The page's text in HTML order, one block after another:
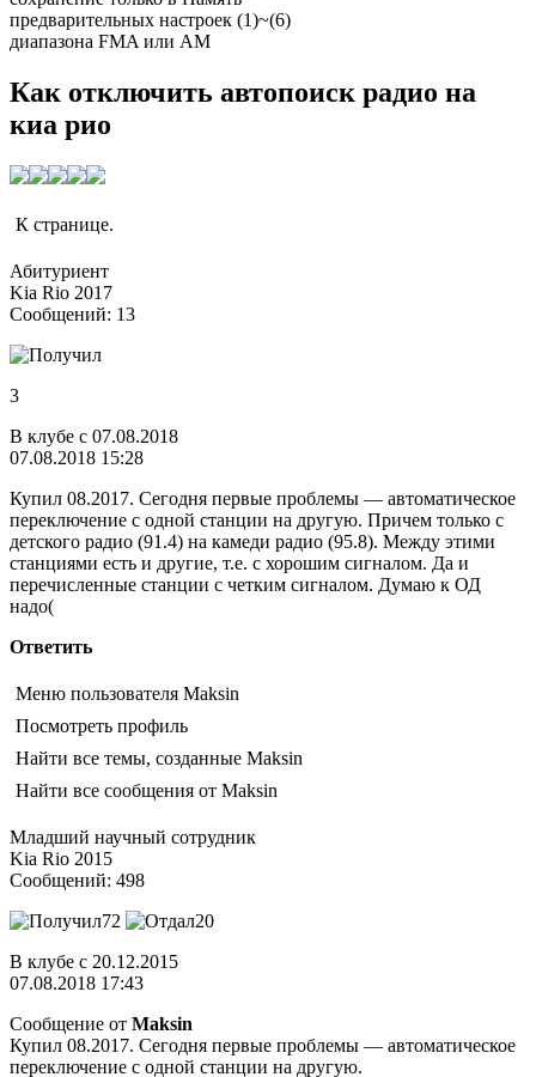
предварительных настроек (1)~(6)
диапазона FMA или AM
Как отключить автопоиск радио на
киа рио
К странице.
Абитуриент
Kia Rio 2017
Сообщений: 13
3
В клубе с 07.08.2018
07.08.2018 15:28
Купил 08.2017. Сегодня первые проблемы — автоматическое
переключение с одной станции на другую. Причем только с
детского радио (91.4) на камеди радио (95.8). Между этими
станциями есть и другие, т.е. с хорошим сигналом. Да и
перечисленные станции с четким сигналом. Думаю к ОД
надо(
Ответить
Меню пользователя Maksin
Посмотреть профиль
Найти все темы, созданные Maksin
Найти все сообщения от Maksin
Младший научный сотрудник
Kia Rio 2015
Сообщений: 498
72
20
В клубе с 20.12.2015
07.08.2018 17:43
Сообщение от Maksin
Купил 08.2017. Сегодня первые проблемы — автоматическое
переключение с одной станции на другую.